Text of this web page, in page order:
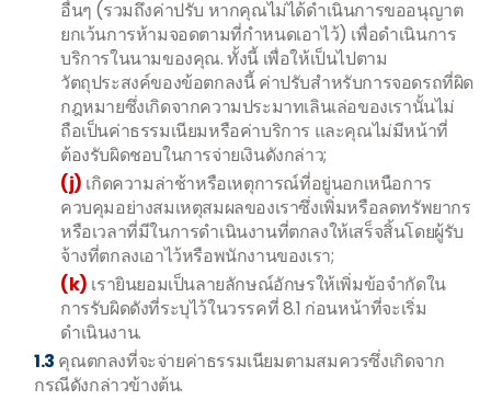
อื่นๆ (รวมถึงค่าปรับ หากคุณไม่ได้ดำเนินการขออนุญาต
ยกเว้นการห้ามจอดตามที่กำหนดเอาไว้) เพื่อดำเนินการ
บริการในนามของคุณ. ทั้งนี้ เพื่อให้เป็นไปตาม
วัตถุประสงค์ของข้อตกลงนี้ ค่าปรับสำหรับการจอดรถที่ผิด
กฎหมายซึ่งเกิดจากความประมาทเลินเล่อของเรานั้นไม่
ถือเป็นค่าธรรมเนียมหรือค่าบริการ และคุณไม่มีหน้าที่
ต้องรับผิดชอบในการจ่ายเงินดังกล่าว;
(j) เกิดความล่าช้าหรือเหตุการณ์ที่อยู่นอกเหนือการ
ควบคุมอย่างสมเหตุสมผลของเราซึ่งเพิ่มหรือลดทรัพยากร
หรือเวลาที่มีในการดำเนินงานที่ตกลงให้เสร็จสิ้นโดยผู้รับ
จ้างที่ตกลงเอาไว้หรือพนักงานของเรา;
(k) เรายินยอมเป็นลายลักษณ์อักษรให้เพิ่มข้อจำกัดใน
การรับผิดดังที่ระบุไว้ในวรรคที่ 8.1 ก่อนหน้าที่จะเริ่ม
ดำเนินงาน.
1.3 คุณตกลงที่จะจ่ายค่าธรรมเนียมตามสมควรซึ่งเกิดจาก
กรณีดังกล่าวข้างต้น.